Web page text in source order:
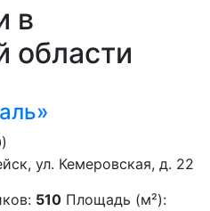
в
области
ул. Кемеровская, д. 22
510 Площадь (м²):